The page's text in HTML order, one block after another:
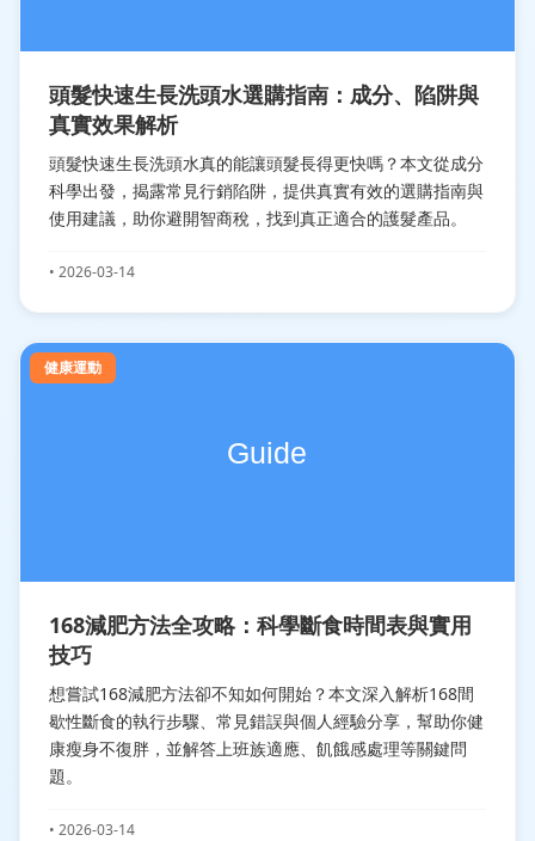
頭髮快速生長洗頭水選購指南：成分、陷阱與
真實效果解析
頭髮快速生長洗頭水真的能讓頭髮長得更快嗎？本文從成分
科學出發，揭露常見行銷陷阱，提供真實有效的選購指南與
使用建議，助你避開智商稅，找到真正適合的護髮產品。
• 2026-03-14
健康運動
168減肥方法全攻略：科學斷食時間表與實用
技巧
想嘗試168減肥方法卻不知如何開始？本文深入解析168間
歇性斷食的執行步驟、常見錯誤與個人經驗分享，幫助你健
康瘦身不復胖，並解答上班族適應、飢餓感處理等關鍵問
題。
• 2026-03-14